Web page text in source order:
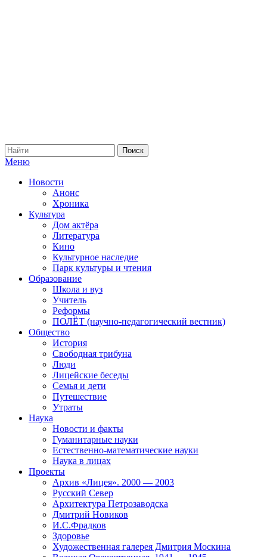
Меню
Новости
Анонс
Хроника
Культура
Дом актёра
Литература
Кино
Культурное наследие
Парк культуры и чтения
Образование
Школа и вуз
Учитель
Реформы
ПОЛЁТ (научно-педагогический вестник)
Общество
История
Свободная трибуна
Люди
Лицейские беседы
Семья и дети
Путешествие
Утраты
Наука
Новости и факты
Гуманитарные науки
Естественно-математические науки
Наука в лицах
Проекты
Архив «Лицея». 2000 — 2003
Русский Север
Архитектура Петрозаводска
Дмитрий Новиков
И.С.Фрадков
Здоровье
Художественная галерея Дмитрия Москина